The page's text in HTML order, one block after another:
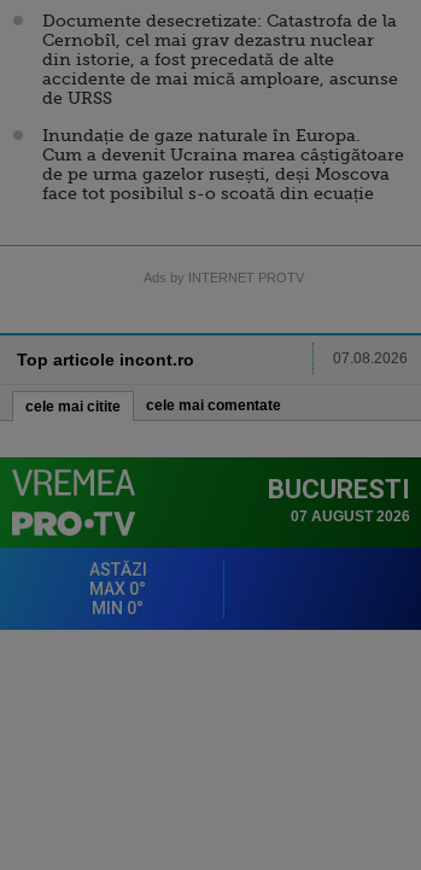
Documente desecretizate: Catastrofa de la
Cernobîl, cel mai grav dezastru nuclear
din istorie, a fost precedată de alte
accidente de mai mică amploare, ascunse
de URSS
Inundație de gaze naturale în Europa.
Cum a devenit Ucraina marea câștigătoare
de pe urma gazelor rusești, deși Moscova
face tot posibilul s-o scoată din ecuație
Ads by INTERNET PROTV
Top articole incont.ro 07.08.2026
cele mai citite cele mai comentate